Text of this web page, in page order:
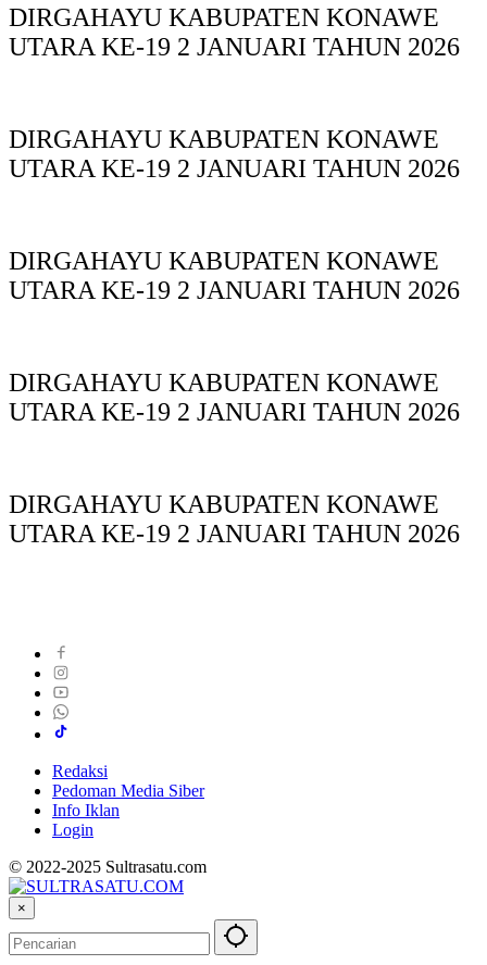
DIRGAHAYU KABUPATEN KONAWE
UTARA KE-19 2 JANUARI TAHUN 2026
DIRGAHAYU KABUPATEN KONAWE
UTARA KE-19 2 JANUARI TAHUN 2026
DIRGAHAYU KABUPATEN KONAWE
UTARA KE-19 2 JANUARI TAHUN 2026
DIRGAHAYU KABUPATEN KONAWE
UTARA KE-19 2 JANUARI TAHUN 2026
DIRGAHAYU KABUPATEN KONAWE
UTARA KE-19 2 JANUARI TAHUN 2026
Redaksi
Pedoman Media Siber
Info Iklan
Login
© 2022-2025 Sultrasatu.com
×